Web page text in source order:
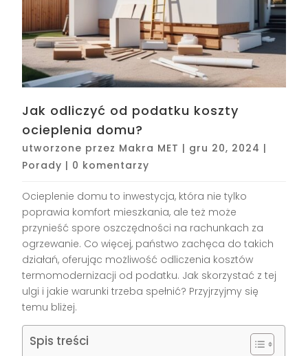
Jak odliczyć od podatku koszty
ocieplenia domu?
utworzone przez Makra MET | gru 20, 2024 |
Porady | 0 komentarzy
Ocieplenie domu to inwestycja, która nie tylko
poprawia komfort mieszkania, ale też może
przynieść spore oszczędności na rachunkach za
ogrzewanie. Co więcej, państwo zachęca do takich
działań, oferując możliwość odliczenia kosztów
termomodernizacji od podatku. Jak skorzystać z tej
ulgi i jakie warunki trzeba spełnić? Przyjrzyjmy się
temu bliżej.
Spis treści